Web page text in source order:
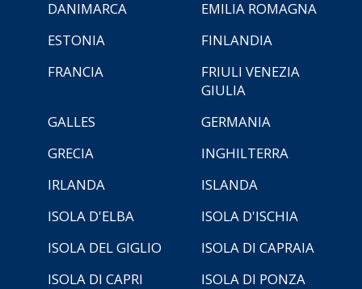
DANIMARCA
EMILIA ROMAGNA
ESTONIA
FINLANDIA
FRANCIA
FRIULI VENEZIA
GIULIA
GALLES
GERMANIA
GRECIA
INGHILTERRA
IRLANDA
ISLANDA
ISOLA D'ELBA
ISOLA D'ISCHIA
ISOLA DEL GIGLIO
ISOLA DI CAPRAIA
ISOLA DI CAPRI
ISOLA DI PONZA